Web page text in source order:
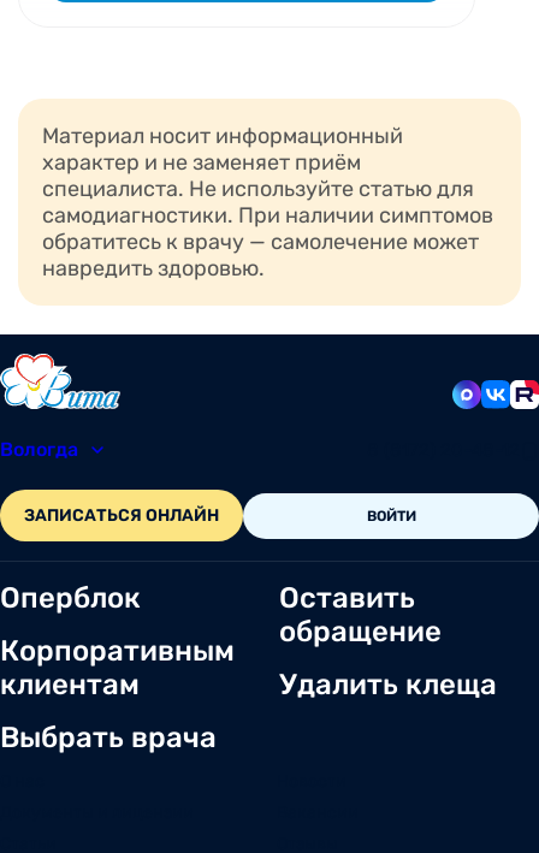
Материал носит информационный
характер и не заменяет приём
специалиста. Не используйте статью для
самодиагностики. При наличии симптомов
обратитесь к врачу — самолечение может
навредить здоровью.
Вологда
ЗАПИСАТЬСЯ ОНЛАЙН ВОЙТИ
Оперблок
Корпоративным
клиентам
Выбрать врача
Оставить
обращение
Удалить клеща